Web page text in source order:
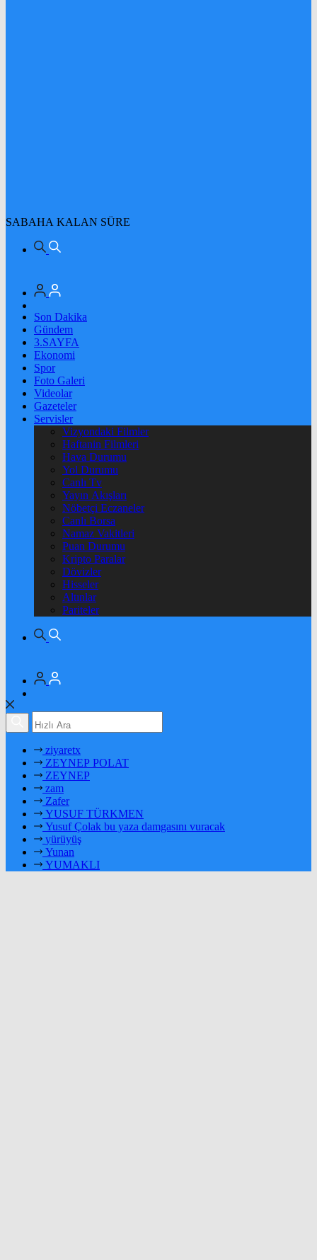
SABAHA KALAN SÜRE
Son Dakika
Gündem
3.SAYFA
Ekonomi
Spor
Foto Galeri
Videolar
Gazeteler
Servisler
Vizyondaki Filmler
Haftanin Filmleri
Hava Durumu
Yol Durumu
Canlı Tv
Yayın Akışları
Nöbetçi Eczaneler
Canlı Borsa
Namaz Vakitleri
Puan Durumu
Kripto Paralar
Dövizler
Hisseler
Altınlar
Pariteler
ziyaretx
ZEYNEP POLAT
ZEYNEP
zam
Zafer
YUSUF TÜRKMEN
Yusuf Çolak bu yaza damgasını vuracak
yürüyüş
Yunan
YUMAKLI